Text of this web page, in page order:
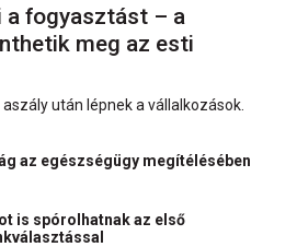
a fogyasztást – a
meg az esti
után lépnek a vállalkozások.
az egészségügy megítélésében
is spórolhatnak az első